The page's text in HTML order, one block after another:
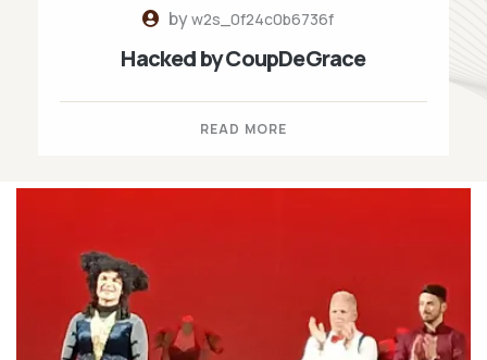
byw2s_0f24c0b6736f
Hacked by CoupDeGrace
READ MORE